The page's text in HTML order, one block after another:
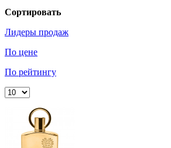
Сортировать
Лидеры продаж
По цене
По рейтингу